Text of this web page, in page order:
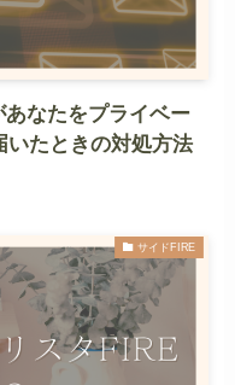
なたをプライベー
いたときの対処方法
サイドFIRE